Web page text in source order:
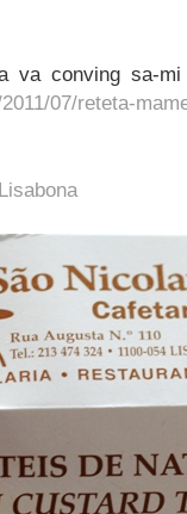
va conving sa-
07/reteta-